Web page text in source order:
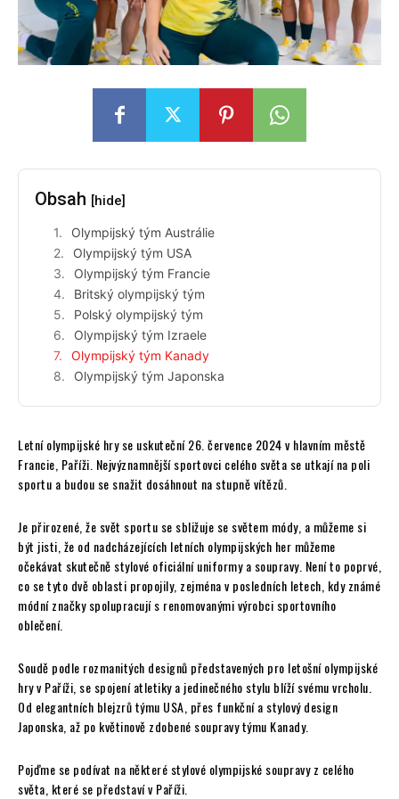
Obsah [hide]
Olympijský tým Austrálie
Olympijský tým USA
Olympijský tým Francie
Britský olympijský tým
Polský olympijský tým
Olympijský tým Izraele
Olympijský tým Kanady
Olympijský tým Japonska
Letní olympijské hry se uskuteční 26. července 2024 v hlavním městě
Francie, Paříži. Nejvýznamnější sportovci celého světa se utkají na poli
sportu a budou se snažit dosáhnout na stupně vítězů.
Je přirozené, že svět sportu se sbližuje se světem módy, a můžeme si
být jisti, že od nadcházejících letních olympijských her můžeme
očekávat skutečně stylové oficiální uniformy a soupravy. Není to poprvé,
co se tyto dvě oblasti propojily, zejména v posledních letech, kdy známé
módní značky spolupracují s renomovanými výrobci sportovního
oblečení.
Soudě podle rozmanitých designů představených pro letošní olympijské
hry v Paříži, se spojení atletiky a jedinečného stylu blíží svému vrcholu.
Od elegantních blejzrů týmu USA, přes funkční a stylový design
Japonska, až po květinově zdobené soupravy týmu Kanady.
Pojďme se podívat na některé stylové olympijské soupravy z celého
světa, které se představí v Paříži.